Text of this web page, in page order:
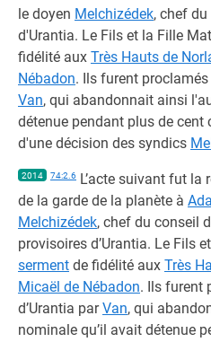
le doyen Melchizédek, chef
d'Urantia. Le Fils et la Fille
fidélité aux Très Hauts de
Nébadon. Ils furent
Van, qui abandonnait ainsi
détenue pendant plus de
d'une décision des syndics
2014 74:2.6 L’acte suivant fut la
de la garde de la planète à
Melchizédek, chef du conseil
provisoires d’Urantia. Le Fils
serment de fidélité aux Très
Micaël de Nébadon. Ils furent
d’Urantia parVan, qui
nominale qu’il avait détenue